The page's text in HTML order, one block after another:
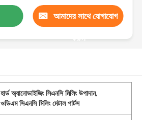
আমাদের সাথে যোগাযোগ
করুন
হার্ড অ্যানোডাইজিং সিএনসি মিলিং উপাদান,
ওডিএম সিএনসি মিলিং মেটাল পার্টস